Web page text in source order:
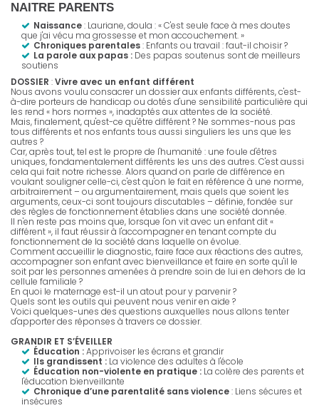
NAITRE PARENTS
Naissance: Lauriane, doula : « C'est seule face à mes doutes
que j'ai vécu ma grossesse et mon accouchement. »
Chroniques parentales: Enfants ou travail : faut-il choisir ?
La parole aux papas : Des papas soutenus sont de meilleurs
soutiens
DOSSIER :Vivre avec un enfant différent
Nous avons voulu consacrer un dossier aux enfants différents, c'est-
à-dire porteurs de handicap ou dotés d'une sensibilité particulière qui
les rend « hors normes », inadaptés aux attentes de la société.
Mais, finalement, qu'est-ce qu'être différent ? Ne sommes-nous pas
tous différents et nos enfants tous aussi singuliers les uns que les
autres ?
Car, après tout, tel est le propre de l'humanité : une foule d'êtres
uniques, fondamentalement différents les uns des autres. C'est aussi
cela qui fait notre richesse. Alors quand on parle de différence en
voulant souligner celle-ci, c'est qu'on le fait en référence à une norme,
arbitrairement – ou argumentairement, mais quels que soient les
arguments, ceux-ci sont toujours discutables – définie, fondée sur
des règles de fonctionnement établies dans une société donnée.
Il n'en reste pas moins que, lorsque l'on vit avec un enfant dit «
différent », il faut réussir à l'accompagner en tenant compte du
fonctionnement de la société dans laquelle on évolue.
Comment accueillir le diagnostic, faire face aux réactions des autres,
accompagner son enfant avec bienveillance et faire en sorte qu'il le
soit par les personnes amenées à prendre soin de lui en dehors de la
cellule familiale ?
En quoi le maternage est-il un atout pour y parvenir ?
Quels sont les outils qui peuvent nous venir en aide ?
Voici quelques-unes des questions auxquelles nous allons tenter
d'apporter des réponses à travers ce dossier.
GRANDIR ET S’ÉVEILLER
Éducation :Apprivoiser les écrans et grandir
Ils grandissent : La violence des adultes à l'école
Éducation non-violente en pratique : La colère des parents et
l'éducation bienveillante
Chronique d’une parentalité sans violence: Liens sécures et
insécures